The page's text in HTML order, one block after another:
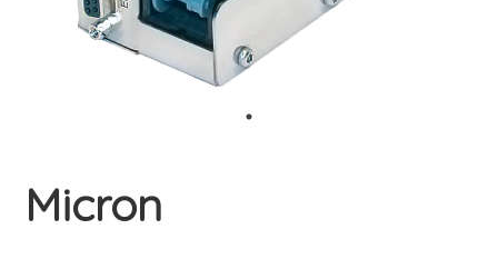
Micron